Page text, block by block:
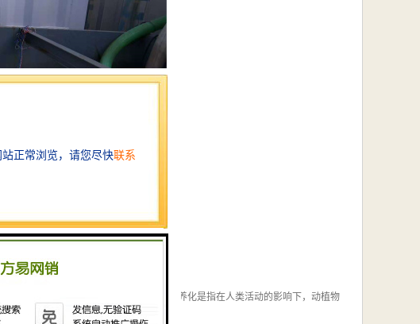
量绿色发展的重要指标之一。水体富营养化是指在人类活动的影响下，动植物